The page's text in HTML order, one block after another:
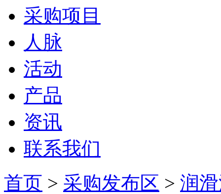
采购项目
人脉
活动
产品
资讯
联系我们
首页 > 采购发布区 > 润